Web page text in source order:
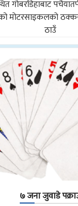
गोबरडिहाबाट
मोटरसाइकलको
ठाउँ
७ जना जुवाडे